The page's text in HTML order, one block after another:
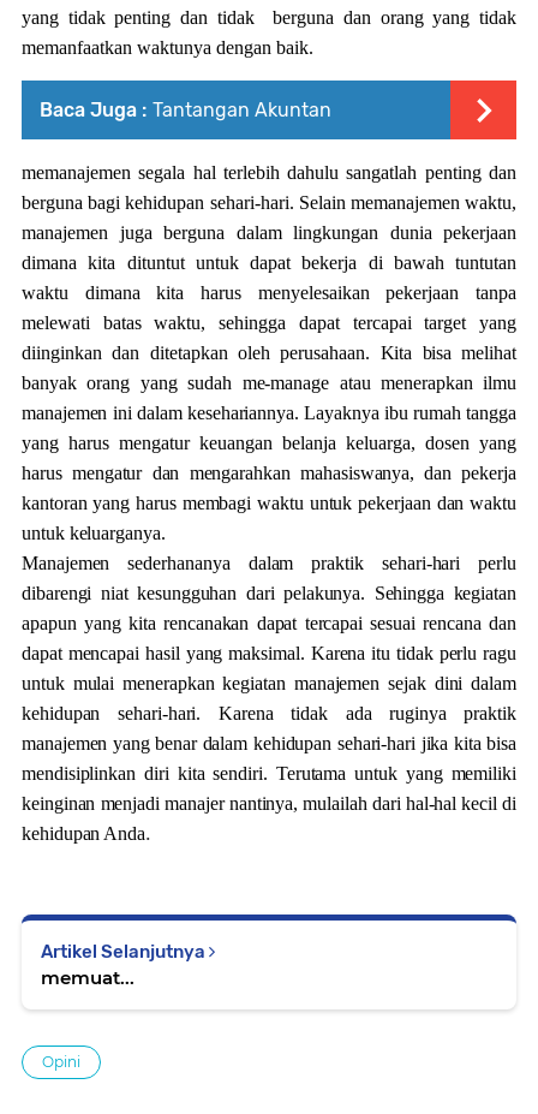
yang tidak penting dan tidak berguna dan orang yang tidak
memanfaatkan waktunya dengan baik.
Baca Juga : Tantangan Akuntan
memanajemen segala hal terlebih dahulu sangatlah penting dan
berguna bagi kehidupan sehari-hari. Selain memanajemen waktu,
manajemen juga berguna dalam lingkungan dunia pekerjaan
dimana kita dituntut untuk dapat bekerja di bawah tuntutan
waktu dimana kita harus menyelesaikan pekerjaan tanpa
melewati batas waktu, sehingga dapat tercapai target yang
diinginkan dan ditetapkan oleh perusahaan. Kita bisa melihat
banyak orang yang sudah me-manage atau menerapkan ilmu
manajemen ini dalam kesehariannya. Layaknya ibu rumah tangga
yang harus mengatur keuangan belanja keluarga, dosen yang
harus mengatur dan mengarahkan mahasiswanya, dan pekerja
kantoran yang harus membagi waktu untuk pekerjaan dan waktu
untuk keluarganya.
Manajemen sederhananya dalam praktik sehari-hari perlu
dibarengi niat kesungguhan dari pelakunya. Sehingga kegiatan
apapun yang kita rencanakan dapat tercapai sesuai rencana dan
dapat mencapai hasil yang maksimal. Karena itu tidak perlu ragu
untuk mulai menerapkan kegiatan manajemen sejak dini dalam
kehidupan sehari-hari. Karena tidak ada ruginya praktik
manajemen yang benar dalam kehidupan sehari-hari jika kita bisa
mendisiplinkan diri kita sendiri. Terutama untuk yang memiliki
keinginan menjadi manajer nantinya, mulailah dari hal-hal kecil di
kehidupan Anda.
Artikel Selanjutnya
memuat...
Opini